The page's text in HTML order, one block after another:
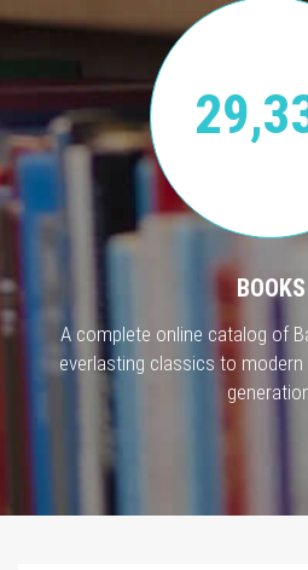
BOOKS
A complete online catalog of
everlasting classics to